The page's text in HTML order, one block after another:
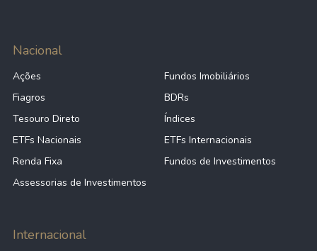
Nacional
Ações
Fundos Imobiliários
Fiagros
BDRs
Tesouro Direto
Índices
ETFs Nacionais
ETFs Internacionais
Renda Fixa
Fundos de Investimentos
Assessorias de Investimentos
Internacional